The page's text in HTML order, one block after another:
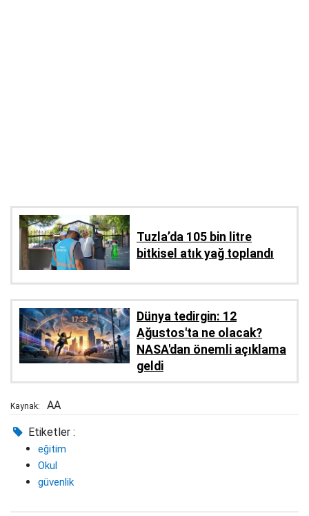
Tuzla’da 105 bin litre
bitkisel atık yağ toplandı
Dünya tedirgin: 12
Ağustos'ta ne olacak?
NASA'dan önemli açıklama
geldi
Kaynak: AA
Etiketler :
eğitim
Okul
güvenlik